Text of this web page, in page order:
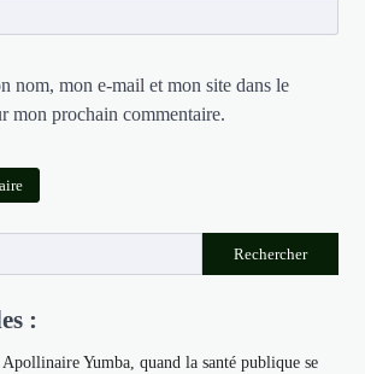
nom, mon e-mail et mon site dans le
mon prochain commentaire.
Rechercher
:
Yumba, quand la santé publique se